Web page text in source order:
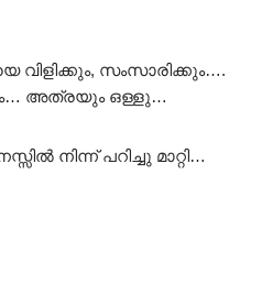
വിളിക്കും, സംസാരിക്കും….
അത്രയും ഒള്ളു…
നിന്ന് പറിച്ചു മാറ്റി…